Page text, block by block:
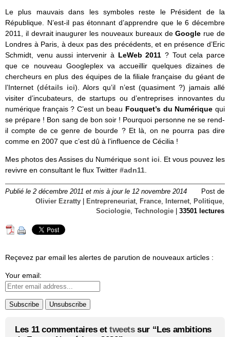
Le plus mauvais dans les symboles reste le Président de la
République. N’est-il pas étonnant d’apprendre que le 6 décembre
2011, il devrait inaugurer les nouveaux bureaux deGoogle rue de
Londres à Paris, à deux pas des précédents, et en présence d’Eric
Schmidt, venu aussi intervenir à LeWeb 2011 ? Tout cela parce
que ce nouveau Googleplex va accueillir quelques dizaines de
chercheurs en plus des équipes de la filiale française du géant de
l’Internet (détails ici). Alors qu’il n’est (quasiment ?) jamais allé
visiter d’incubateurs, de startups ou d’entreprises innovantes du
numérique français ? C’est un beau Fouquet’s du Numérique qui
se prépare ! Bon sang de bon soir ! Pourquoi personne ne se rend-
il compte de ce genre de bourde ? Et là, on ne pourra pas dire
comme en 2007 que c’est dû à l’influence de Cécilia !
Mes photos des Assises du Numérique sont ici . Et vous pouvez les
revivre en consultant le flux Twitter #adn11
Publié le 2 décembre 2011 et mis à jour le 12 novembre 2014
Post de
Olivier Ezratty
Entrepreneuriat France Internet Politique
Sociologie Technologie 33501 lectures
Reçevez par email les alertes de parution de nouveaux articles :
Your email:
Les 11 commentaires et tweetssur “Les ambitions